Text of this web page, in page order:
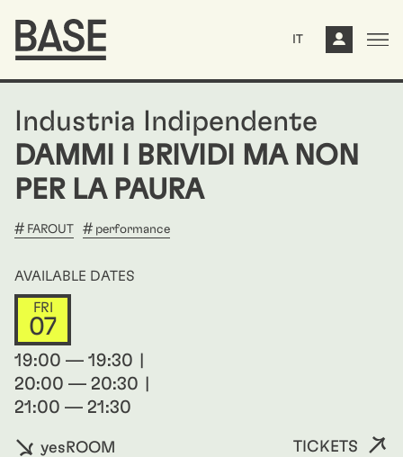
IT
Industria Indipendente
DAMMI I BRIVIDI MA NON
PER LA PAURA
FAROUT performance
AVAILABLE DATES
FRI
07
19:00 — 19:30
20:00 — 20:30
21:00 — 21:30
yesROOM TICKETS